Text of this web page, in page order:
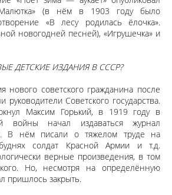
(в нём в 1903 году было
«В лесу родилась ёлочка».
новогодней песней), «Игрушечка» и
ДЕТСКИЕ ИЗДАНИЯ В СССР?
нового советского гражданина после
Советского государства.
Максим Горький, в 1919 году в
войны начал издаваться журнал
В нём писали о тяжелом труде на
солдат Красной Армии и т.д.
верные произведения, в том
Но, несмотря на определённую
пришлось закрыть.